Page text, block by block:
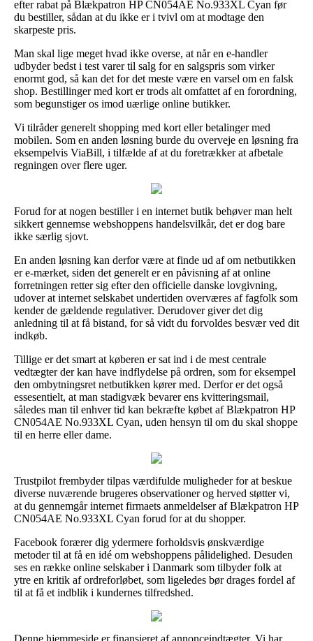
efter rabat på Blækpatron HP CN054AE No.933XL Cyan før
du bestiller, sådan at du ikke er i tvivl om at modtage den
skarpeste pris.
Man skal lige meget hvad ikke overse, at når en e-handler
udbyder bedst i test varer til salg for en salgspris som virker
enormt god, så kan det for det meste være en varsel om en falsk
shop. Bestillinger med kort er trods alt omfattet af en forordning,
som begunstiger os imod uærlige online butikker.
Vi tilråder generelt shopping med kort eller betalinger med
mobilen. Som en anden løsning burde du overveje en løsning fra
eksempelvis ViaBill, i tilfælde af at du foretrækker at afbetale
regningen over flere uger.
Forud for at nogen bestiller i en internet butik behøver man helt
sikkert gennemse webshoppens handelsvilkår, det er dog bare
ikke særlig sjovt.
En anden løsning kan derfor være at finde ud af om netbutikken
er e-mærket, siden det generelt er en påvisning af at online
forretningen retter sig efter den officielle danske lovgivning,
udover at internet selskabet undertiden overværes af fagfolk som
kender de gældende regulativer. Derudover giver det dig
anledning til at få bistand, for så vidt du forvoldes besvær ved dit
indkøb.
Tillige er det smart at køberen er sat ind i de mest centrale
vedtægter der kan have indflydelse på ordren, som for eksempel
den ombytningsret netbutikken kører med. Derfor er det også
essesentielt, at man stadigvæk bevarer ens kvitteringsmail,
således man til enhver tid kan bekræfte købet af Blækpatron HP
CN054AE No.933XL Cyan, uden hensyn til om du skal shoppe
til en herre eller dame.
Trustpilot frembyder tilpas værdifulde muligheder for at beskue
diverse nuværende brugeres observationer og herved støtter vi,
at du gennemgår internet firmaets anmeldelser af Blækpatron HP
CN054AE No.933XL Cyan forud for at du shopper.
Facebook forærer dig ydermere forholdsvis ønskværdige
metoder til at få en idé om webshoppens pålidelighed. Desuden
ses en række online selskaber i Danmark som tilbyder folk at
ytre en kritik af ordreforløbet, som ligeledes bør drages fordel af
til at få et indblik i kundernes tilfredshed.
Denne hjemmeside er finansieret af annonceindtægter. Vi har